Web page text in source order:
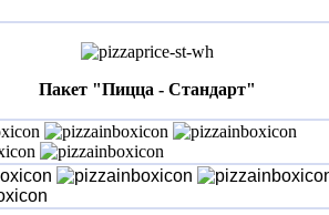
Пакет "Пицца - Стандарт"